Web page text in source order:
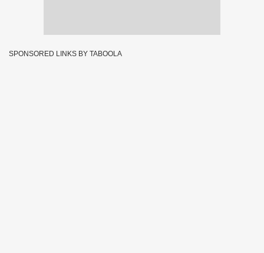
SPONSORED LINKS BY TABOOLA